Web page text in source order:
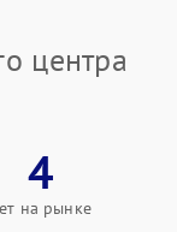
центра
4
на рынке